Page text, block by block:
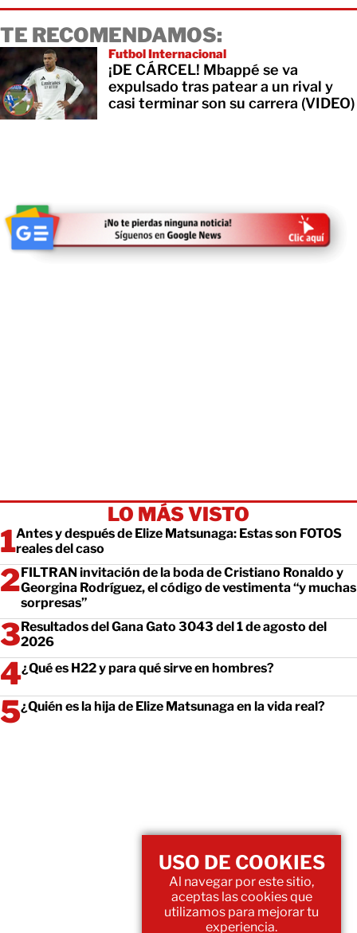
TE RECOMENDAMOS:
Futbol Internacional
¡DE CÁRCEL! Mbappé se va
expulsado tras patear a un rival y
casi terminar son su carrera (VIDEO)
LO MÁS VISTO
Antes y después de Elize Matsunaga: Estas son FOTOS
reales del caso
FILTRAN invitación de la boda de Cristiano Ronaldo y
Georgina Rodríguez, el código de vestimenta “y muchas
sorpresas”
Resultados del Gana Gato 3043 del 1 de agosto del
2026
¿Qué es H22 y para qué sirve en hombres?
¿Quién es la hija de Elize Matsunaga en la vida real?
USO DE COOKIES
Al navegar por este sitio,
aceptas las cookies que
utilizamos para mejorar tu
experiencia.